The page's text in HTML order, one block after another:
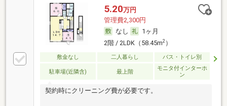
5.20万円
管理費2,300円
なし
1ヶ月
2階 / 2LDK（58.45m2）
敷金なし 二人暮らし バス・トイレ別
駐車場(近隣含) 最上階
モニタ付インターホ
ン
契約時にクリーニング費が必要です。